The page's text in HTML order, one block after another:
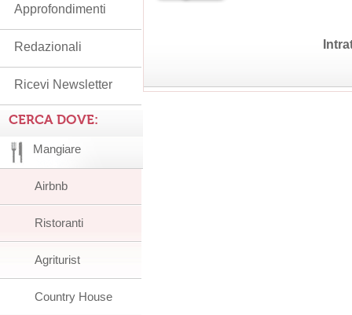
Approfondimenti
Redazionali
Ricevi Newsletter
CERCA DOVE:
Mangiare
Airbnb
Ristoranti
Agriturist
Country House